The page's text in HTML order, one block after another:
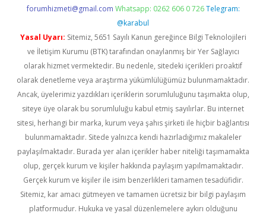
forumhizmeti@gmail.com Whatsapp: 0262 606 0 726 Telegram:
@karabul
Yasal Uyarı: Sitemiz, 5651 Sayılı Kanun gereğince Bilgi Teknolojileri
ve İletişim Kurumu (BTK) tarafından onaylanmış bir Yer Sağlayıcı
olarak hizmet vermektedir. Bu nedenle, sitedeki içerikleri proaktif
olarak denetleme veya araştırma yükümlülüğümüz bulunmamaktadır.
Ancak, üyelerimiz yazdıkları içeriklerin sorumluluğunu taşımakta olup,
siteye üye olarak bu sorumluluğu kabul etmiş sayılırlar. Bu internet
sitesi, herhangi bir marka, kurum veya şahıs şirketi ile hiçbir bağlantısı
bulunmamaktadır. Sitede yalnızca kendi hazırladığımız makaleler
paylaşılmaktadır. Burada yer alan içerikler haber niteliği taşımamakta
olup, gerçek kurum ve kişiler hakkında paylaşım yapılmamaktadır.
Gerçek kurum ve kişiler ile isim benzerlikleri tamamen tesadüfidir.
Sitemiz, kar amacı gütmeyen ve tamamen ücretsiz bir bilgi paylaşım
platformudur. Hukuka ve yasal düzenlemelere aykırı olduğunu